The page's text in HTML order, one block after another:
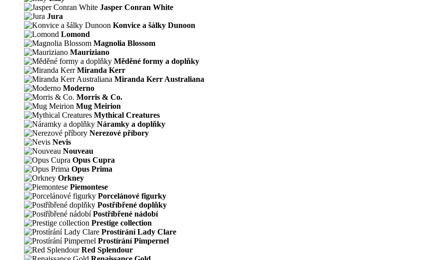
Jasper Conran White
Jura
Konvice a šálky Dunoon
Lomond
Magnolia Blossom
Mauriziano
Měděné formy a doplňky
Miranda Kerr
Miranda Kerr Australiana
Moderno
Morris & Co.
Mug Meirion
Mythical Creatures
Náramky a doplňky
Nerezové příbory
Nevis
Nouveau
Opus Cupra
Opus Prima
Orkney
Piemontese
Porcelánové figurky
Postříbřené doplňky
Postříbřené nádobí
Prestige collection
Prostírání Lady Clare
Prostírání Pimpernel
Red Splendour